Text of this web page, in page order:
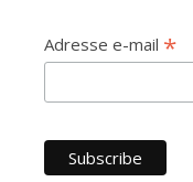
Adresse e-mail *